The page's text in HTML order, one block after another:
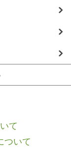
て
ついて